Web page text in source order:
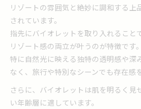
リゾートの雰囲気と絶妙に調和する上
されています。
指先にバイオレットを取り入れること
リゾート感の両立が叶うのが特徴です。
特に自然光に映える独特の透明感や深
なく、旅行や特別なシーンでも存在感
さらに、バイオレットは肌を明るく見
い年齢層に適しています。